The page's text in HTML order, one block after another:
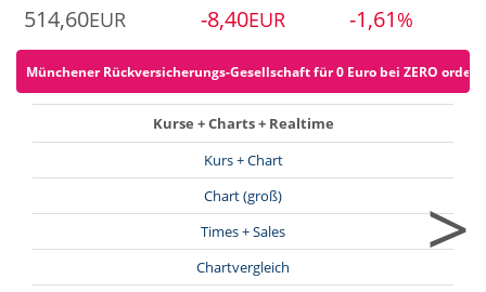
514,60EUR -8,40EUR -1,61 %
Münchener Rückversicherungs-Gesellschaft für 0 Euro bei ZERO
Kurse + Charts + Realtime
Kurs + Chart
Chart (groß)
Times + Sales
Chartvergleich
>